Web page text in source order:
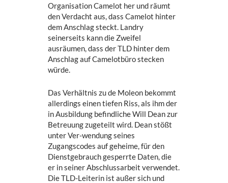
Organisation Camelot her und räumt
den Verdacht aus, dass Camelot hinter
dem Anschlag steckt. Landry
seinerseits kann die Zweifel
ausräumen, dass der TLD hinter dem
Anschlag auf Camelotbüro stecken
würde.
Das Verhältnis zu de Moleon bekommt
allerdings einen tiefen Riss, als ihm der
in Ausbildung befindliche Will Dean zur
Betreuung zugeteilt wird. Dean stößt
unter Ver-wendung seines
Zugangscodes auf geheime, für den
Dienstgebrauch gesperrte Daten, die
er in seiner Abschlussarbeit verwendet.
Die TLD-Leiterin ist außer sich und